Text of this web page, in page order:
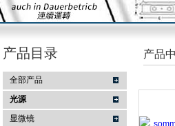
产品目录
全部产品
光源
显微镜
产品